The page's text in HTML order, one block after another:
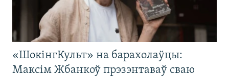
«ШокінгКульт» на барахолаўцы:
Максім Жбанкоў прэзэнтаваў сваю